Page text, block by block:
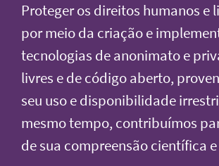
Proteger os direitos humanos e
por meio da criação e
tecnologias de anonimato e
livres e de código aberto,
seu uso e disponibilidade
mesmo tempo, contribuímos
de sua compreensão científica